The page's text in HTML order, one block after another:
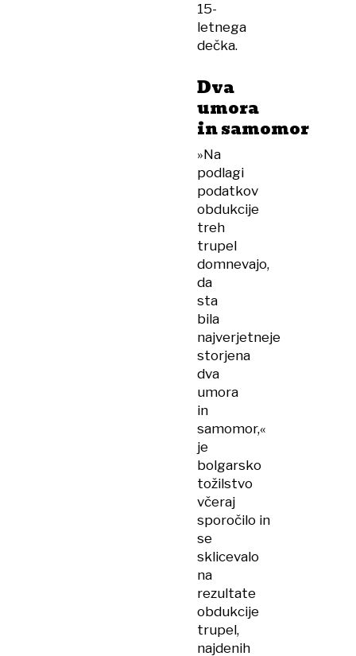
15-
letnega
dečka.
Dva
umora
in samomor
»Na
podlagi
podatkov
obdukcije
treh
trupel
domnevajo,
da
sta
bila
najverjetneje
storjena
dva
umora
in
samomor,«
je
bolgarsko
tožilstvo
včeraj
sporočilo in
se
sklicevalo
na
rezultate
obdukcije
trupel,
najdenih